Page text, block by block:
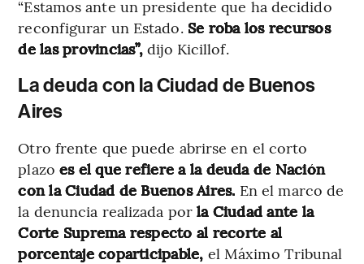
“Estamos ante un presidente que ha decidido
reconfigurar un Estado.Se roba los recursos
de las provincias”,dijo Kicillof.
La deuda con la Ciudad de Buenos
Aires
Otro frente que puede abrirse en el corto
plazo es el que refiere a la deuda de Nación
con la Ciudad de Buenos Aires. En el marco de
la denuncia realizada por la Ciudad ante la
Corte Suprema respecto al recorte al
porcentaje coparticipable, el Máximo Tribunal